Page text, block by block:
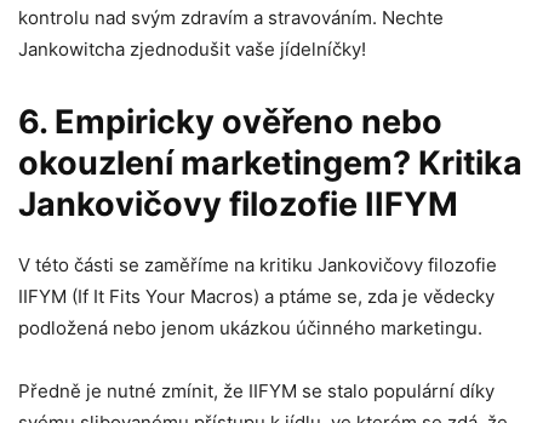
kontrolu nad svým zdravím a stravováním. Nechte
Jankowitcha zjednodušit vaše jídelníčky!
6. Empiricky ověřeno nebo
okouzlení marketingem? Kritika
Jankovičovy filozofie IIFYM
V této části se zaměříme na kritiku Jankovičovy filozofie
IIFYM (If It Fits Your Macros) a ptáme se, zda je vědecky
podložená nebo jenom ukázkou účinného marketingu.
Předně je nutné zmínit, že IIFYM se stalo populární díky